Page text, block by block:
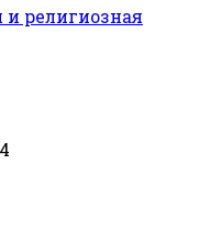
и религиозная